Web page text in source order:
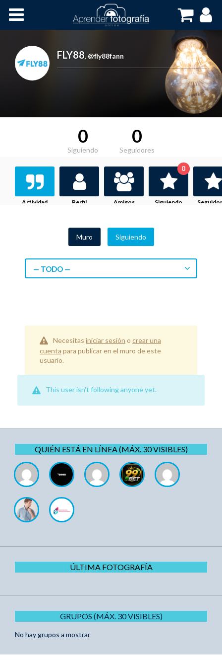
Cursos OnLine
FLY88, @fly88fann
0
Siguiendo
0
Seguidores
Actividad Perfil Amigos Siguiendo
0
Muro Siguiendo
— TODO —
Necesitas iniciar sesión o crear una
cuenta para publicar en el muro de este
usuario.
This user isn't following anyone yet.
QUIÉN ESTÁ EN LÍNEA (MÁX. 30 VISIBLES)
ÚLTIMA FOTOGRAFÍA
GRUPOS (MÁX. 30 VISIBLES)
No hay grupos a mostrar